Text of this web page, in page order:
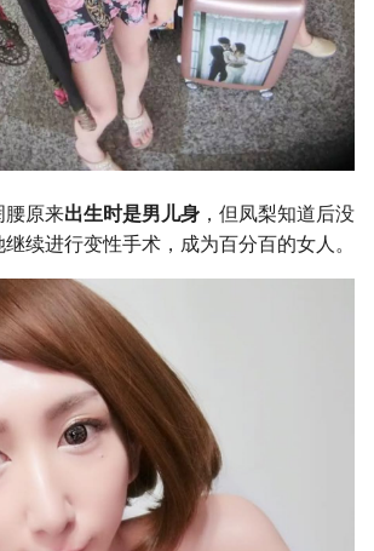
腰原来出生时是男儿身 ，但凤梨知道后没
续进行变性手术，成为百分百的女人。